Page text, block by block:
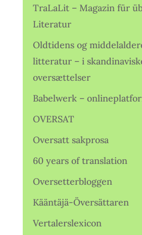
TraLaLit – Magazin für
Literatur
Oldtidens og
litteratur – i
oversættelser
Babelwerk –
OVERSAT
Oversatt sakprosa
60 years of translation
Oversetterbloggen
Kääntäjä-Översättaren
Vertalerslexicon